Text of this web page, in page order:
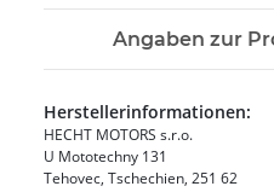
Angaben zur
Herstellerinformationen:
HECHT MOTORS s.r.o.
U Mototechny 131
Tehovec, Tschechien, 251 62